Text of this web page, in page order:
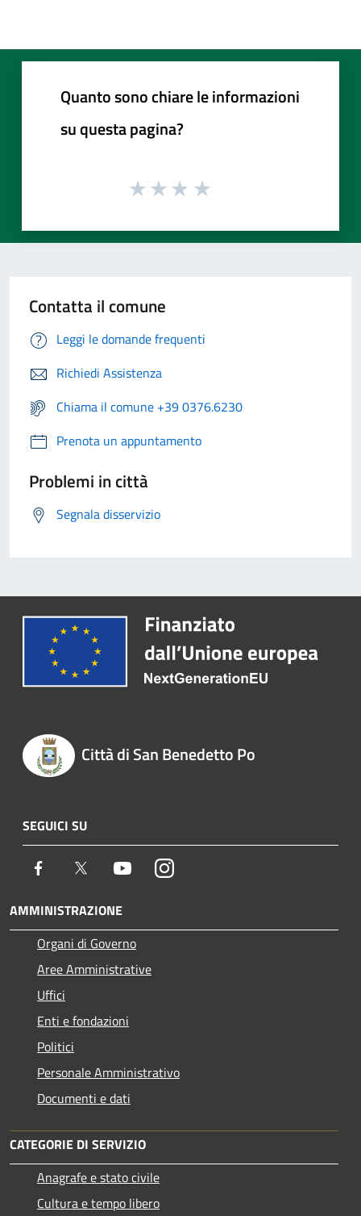
Quanto sono chiare le informazioni
su questa pagina?
Contatta il comune
Leggi le domande frequenti
Richiedi Assistenza
Chiama il comune +39 0376.6230
Prenota un appuntamento
Problemi in città
Segnala disservizio
Città di San Benedetto Po
SEGUICI SU
Facebook Twitter YoutubeInstagram
AMMINISTRAZIONE
Organi di Governo
Aree Amministrative
Uffici
Enti e fondazioni
Politici
Personale Amministrativo
Documenti e dati
CATEGORIE DI SERVIZIO
Anagrafe e stato civile
Cultura e tempo libero